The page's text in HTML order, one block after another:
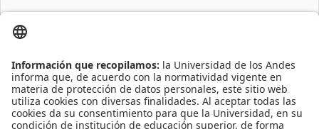
Información adicional
Hora
11:30am
Lugar
SD-703
Leído4418Tiempo